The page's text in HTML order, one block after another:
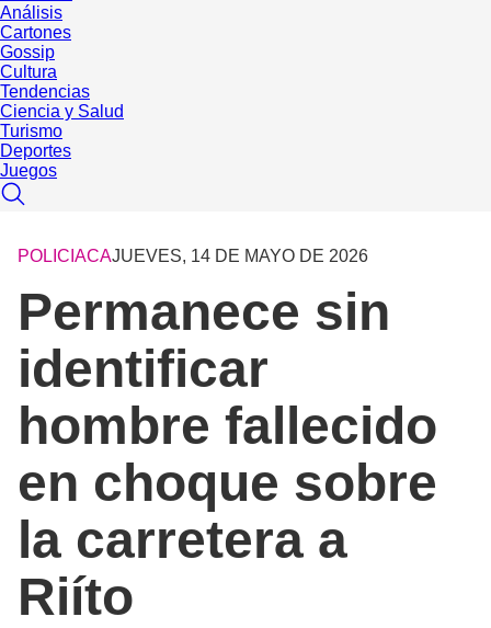
Análisis
Cartones
Gossip
Cultura
Tendencias
Ciencia y Salud
Turismo
Deportes
Juegos
POLICIACAJUEVES, 14 DE MAYO DE 2026
Permanece sin
identificar
hombre fallecido
en choque sobre
la carretera a
Riíto